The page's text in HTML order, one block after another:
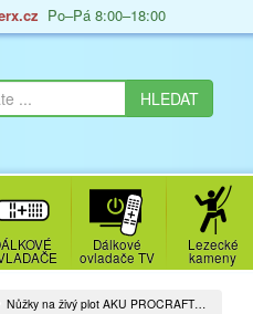
Po–Pá 8:00–18:00
Dálkové
ovladače TV
Lezecké
kameny
Nůžky na živý plot AKU PROCRAFT…